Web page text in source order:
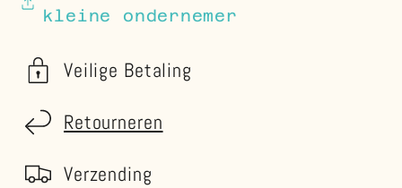
kleine ondernemer
Veilige Betaling
Retourneren
Verzending